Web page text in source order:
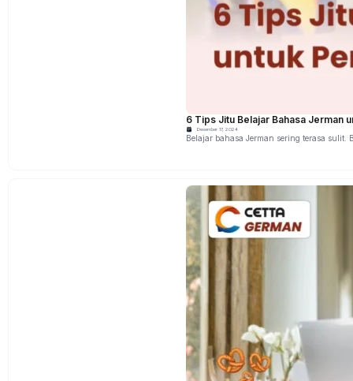
6 Tips Jitu Belajar Bahasa Jerman
Desember 17, 2024
Belajar bahasa Jerman sering terasa